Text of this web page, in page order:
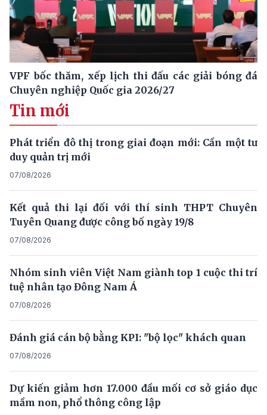
VPF bốc thăm, xếp lịch thi đấu các giải bóng đá
Chuyên nghiệp Quốc gia 2026/27
Tin mới
Phát triển đô thị trong giai đoạn mới: Cần một tư
duy quản trị mới
07/08/2026
Kết quả thi lại đối với thí sinh THPT Chuyên
Tuyên Quang được công bố ngày 19/8
07/08/2026
Nhóm sinh viên Việt Nam giành top 1 cuộc thi trí
tuệ nhân tạo Đông Nam Á
07/08/2026
Đánh giá cán bộ bằng KPI: "bộ lọc" khách quan
07/08/2026
Dự kiến giảm hơn 17.000 đầu mối cơ sở giáo dục
mầm non, phổ thông công lập